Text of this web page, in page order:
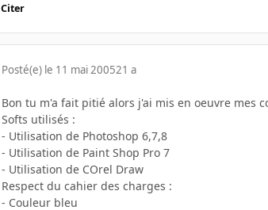
Citer
Posté(e) le 11 mai 200521 a
Bon tu m'a fait pitié alors j'ai mis en oeuvre mes
Softs utilisés :
- Utilisation de Photoshop 6,7,8
- Utilisation de Paint Shop Pro 7
- Utilisation de COrel Draw
Respect du cahier des charges :
- Couleur bleu